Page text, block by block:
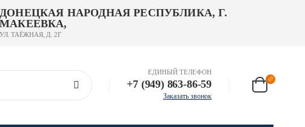
ДОНЕЦКАЯ НАРОДНАЯ РЕСПУБЛИКА, Г.
МАКЕЕВКА,
УЛ. ТАЁЖНАЯ, Д. 2Г
ЕДИНЫЙ ТЕЛЕФОН
+7 (949) 863-86-59
Заказать звонок